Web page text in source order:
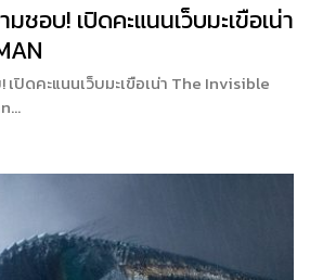
ชอบ! เปิดคะแนนเว็บมะเขือเน่า
เปิดคะแนนเว็บมะเขือเน่า The Invisible